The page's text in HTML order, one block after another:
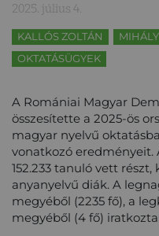
2025. július 4.
KALLÓS ZOLTÁN
OKTATÁSÜGYEK
A Romániai Magyar
összesítette a 2025-ös
magyar nyelvű
vonatkozó eredményeit.
152.233 tanuló vett
anyanyelvű diák. A
megyéből (2235 fő), a
megyéből (4 fő)